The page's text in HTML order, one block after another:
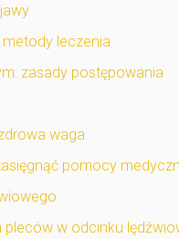
leczenia
zasady postępowania
waga
pomocy
w odcinku